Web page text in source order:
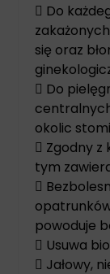
 Do
się oraz
 Do
okolic
 Zgodny
tym

powoduje
 Usuwa
 Jałowy,